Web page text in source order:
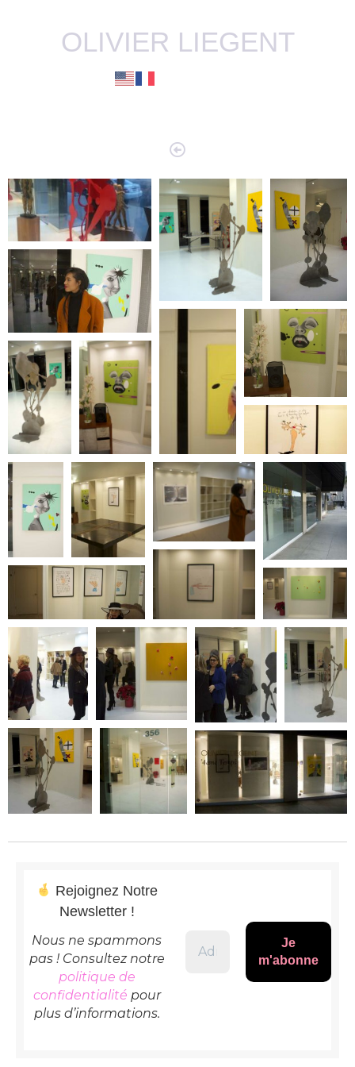
OLIVIER LIEGENT
Rejoignez Notre
Newsletter !
Nous ne spammons
pas ! Consultez notre
politique de
confidentialité pour
plus d’informations.